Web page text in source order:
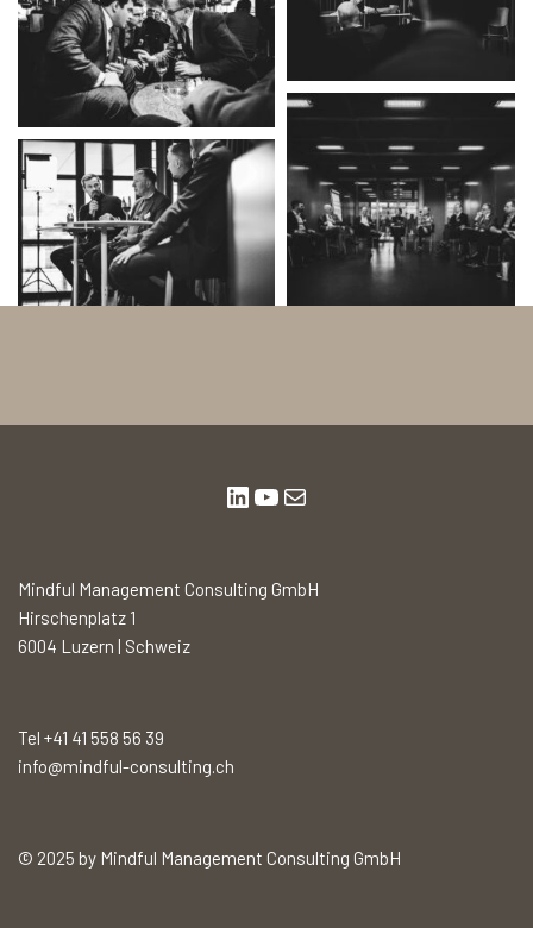
Mindful Management Consulting GmbH
Hirschenplatz 1
6004 Luzern | Schweiz
Tel +41 41 558 56 39
info@mindful-consulting.ch
© 2025 by Mindful Management Consulting GmbH